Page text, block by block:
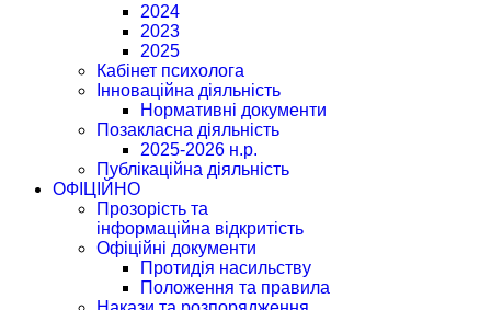
2024
2023
2025
Кабінет психолога
Інноваційна діяльність
Нормативні документи
Позакласна діяльність
2025-2026 н.р.
Публікаційна діяльність
ОФІЦІЙНО
Прозорість та
інформаційна відкритість
Офіційні документи
Протидія насильству
Положення та правила